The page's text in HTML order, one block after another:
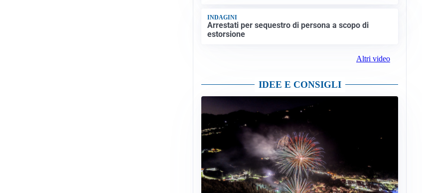
INDAGINI
Arrestati per sequestro di persona a scopo di
estorsione
Altri video
IDEE E CONSIGLI